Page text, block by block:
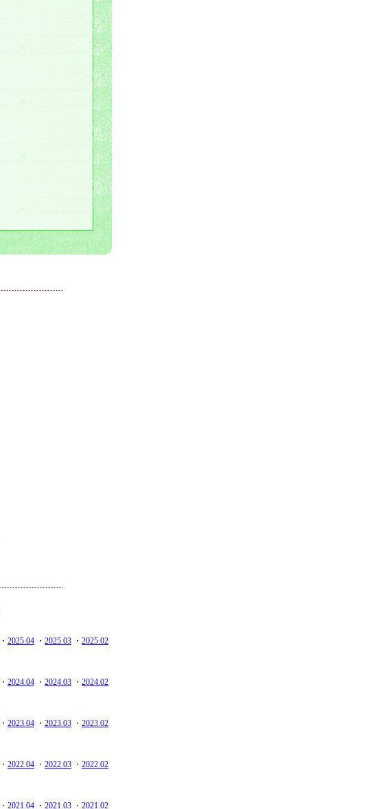
・ 2025.04 ・ 2025.03 ・ 2025.02
・ 2024.04 ・ 2024.03 ・ 2024.02
・ 2023.04 ・ 2023.03 ・ 2023.02
・ 2022.04 ・ 2022.03 ・ 2022.02
・ 2021.04 ・ 2021.03 ・ 2021.02